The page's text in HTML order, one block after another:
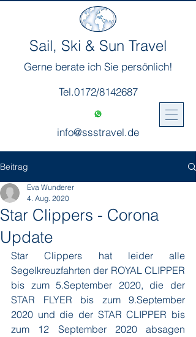
Sail, Ski & Sun Travel
Gerne berate ich Sie persönlich!
Tel.0172/8142687
info@ssstravel.de
Beitrag
Star Clippers - Corona
Update
Eva Wunderer
4. Aug. 2020
Star Clippers hat leider alle
Segelkreuzfahrten der ROYAL CLIPPER
bis zum 5.September 2020, die der
STAR FLYER bis zum 9.September
2020 und die der STAR CLIPPER bis
zum 12 September 2020 absagen